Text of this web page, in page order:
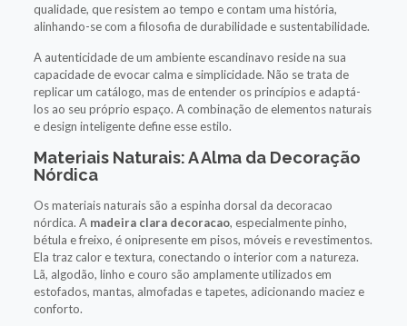
qualidade, que resistem ao tempo e contam uma história,
alinhando-se com a filosofia de durabilidade e sustentabilidade.
A autenticidade de um ambiente escandinavo reside na sua
capacidade de evocar calma e simplicidade. Não se trata de
replicar um catálogo, mas de entender os princípios e adaptá-
los ao seu próprio espaço. A combinação de elementos naturais
e design inteligente define esse estilo.
Materiais Naturais: A Alma da Decoração
Nórdica
Os materiais naturais são a espinha dorsal da decoracao
nórdica. A madeira clara decoracao, especialmente pinho,
bétula e freixo, é onipresente em pisos, móveis e revestimentos.
Ela traz calor e textura, conectando o interior com a natureza.
Lã, algodão, linho e couro são amplamente utilizados em
estofados, mantas, almofadas e tapetes, adicionando maciez e
conforto.